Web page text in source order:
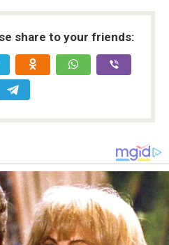
share to your friends: